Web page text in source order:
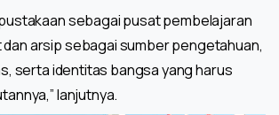
sebagai pusat pembelajaran
arsip sebagai sumber pengetahuan,
serta identitas bangsa yang harus
lanjutnya.